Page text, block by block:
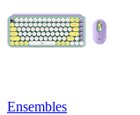
Ensembles